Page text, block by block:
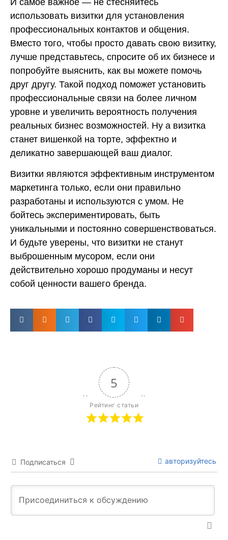
использовать визитки для установления
профессиональных контактов и общения.
Вместо того, чтобы просто давать свою визитку,
лучше представьтесь, спросите об их бизнесе и
попробуйте выяснить, как вы можете помочь
друг другу. Такой подход поможет установить
профессиональные связи на более личном
уровне и увеличить вероятность получения
реальных бизнес возможностей. Ну а визитка
станет вишенкой на торте, эффектно и
деликатно завершающей ваш диалог.
Визитки являются эффективным инструментом
маркетинга только, если они правильно
разработаны и используются с умом. Не
бойтесь экспериментировать, быть
уникальными и постоянно совершенствоваться.
И будьте уверены, что визитки не станут
выброшенным мусором, если они
действительно хорошо продуманы и несут
собой ценности вашего бренда.
5
Рейтинг статьи
Подписаться авторизуйтесь